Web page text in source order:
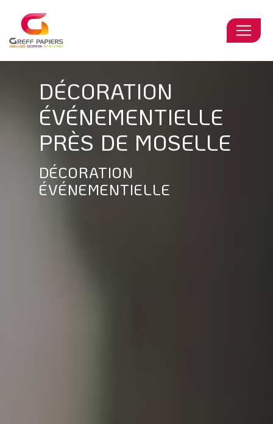
DÉCORATION
ÉVÉNEMENTIELLE
PRÈS DE MOSELLE
DÉCORATION
ÉVÉNEMENTIELLE